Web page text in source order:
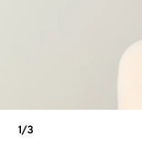
1/3